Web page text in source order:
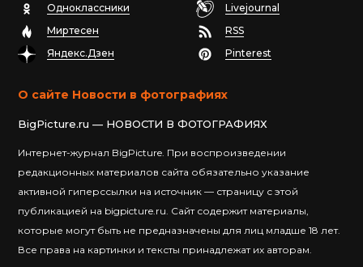
Одноклассники
Livejournal
Миртесен
RSS
Яндекс.Дзен
Pinterest
О сайте Новости в фотографиях
BigPicture.ru — НОВОСТИ В ФОТОГРАФИЯХ
Интернет-журнал BigPicture. При воспроизведении
редакционных материалов сайта обязательно указание
активной гиперссылки на источник — страницу с этой
публикацией на bigpicture.ru. Сайт содержит материалы,
которые могут быть не предназначены для лиц младше 18 лет.
Все права на картинки и тексты принадлежат их авторам.